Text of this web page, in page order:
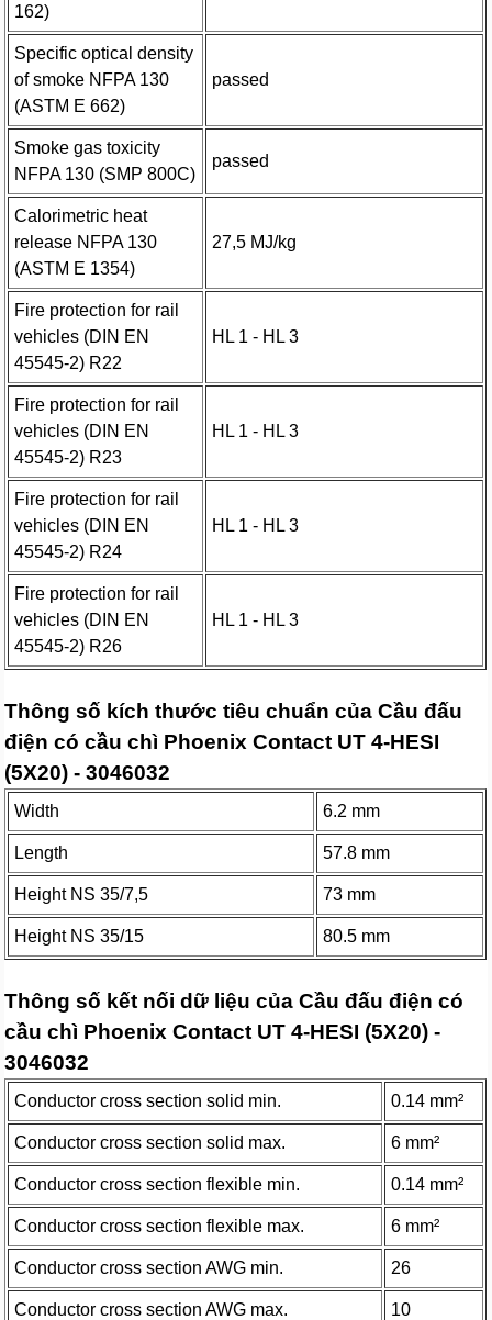
162)
Specific optical density
of smoke NFPA 130
(ASTM E 662)
passed
Smoke gas toxicity
NFPA 130 (SMP 800C)
passed
Calorimetric heat
release NFPA 130
(ASTM E 1354)
27,5 MJ/kg
Fire protection for rail
vehicles (DIN EN
45545-2) R22
HL 1 - HL 3
Fire protection for rail
vehicles (DIN EN
45545-2) R23
HL 1 - HL 3
Fire protection for rail
vehicles (DIN EN
45545-2) R24
HL 1 - HL 3
Fire protection for rail
vehicles (DIN EN
45545-2) R26
HL 1 - HL 3
Thông số kích thước tiêu chuẩn của Cầu đấu
điện có cầu chì Phoenix Contact UT 4-HESI
(5X20) - 3046032
Width 6.2 mm
Length 57.8 mm
Height NS 35/7,5 73 mm
Height NS 35/15 80.5 mm
Thông số kết nối dữ liệu của Cầu đấu điện có
cầu chì Phoenix Contact UT 4-HESI (5X20) -
3046032
Conductor cross section solid min. 0.14 mm²
Conductor cross section solid max. 6 mm²
Conductor cross section flexible min. 0.14 mm²
Conductor cross section flexible max. 6 mm²
Conductor cross section AWG min. 26
Conductor cross section AWG max. 10